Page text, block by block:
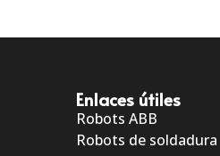
Enlaces útiles
Robots ABB
Robots de soldadura